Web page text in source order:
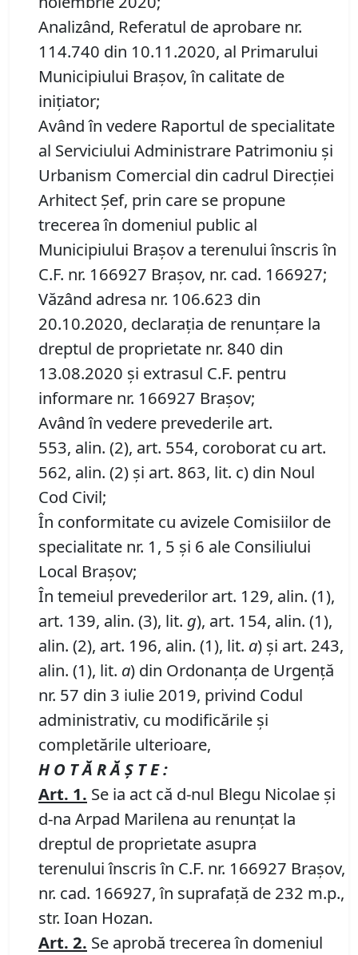
Analizând, Referatul de aprobare nr.
114.740 din 10.11.2020, al Primarului
Municipiului Brașov, în calitate de
inițiator;
Având în vedere Raportul de specialitate
al Serviciului Administrare Patrimoniu şi
Urbanism Comercial din cadrul Direcției
Arhitect Șef, prin care se propune
trecerea în domeniul public al
Municipiului Braşov a terenului înscris în
C.F. nr. 166927 Brașov, nr. cad. 166927;
Văzând adresa nr. 106.623 din
20.10.2020, declarația de renunțare la
dreptul de proprietate nr. 840 din
13.08.2020 și extrasul C.F. pentru
informare nr. 166927 Brașov;
Având în vedere prevederile art.
553, alin. (2), art. 554, coroborat cu art.
562, alin. (2) și art. 863, lit. c) din Noul
Cod Civil;
În conformitate cu avizele Comisiilor de
specialitate nr. 1, 5 și 6 ale Consiliului
Local Brașov;
În temeiul prevederilor art. 129, alin. (1),
art. 139, alin. (3), lit. g), art. 154, alin. (1),
alin. (2), art. 196, alin. (1), lit. a) și art. 243,
alin. (1), lit. a) din Ordonanța de Urgență
nr. 57 din 3 iulie 2019, privind Codul
administrativ, cu modificările și
completările ulterioare,
H O T Ă R Ă Ş T E :
Art. 1. Se ia act că d-nul Blegu Nicolae și
d-na Arpad Marilena au renunțat la
dreptul de proprietate asupra
terenului înscris în C.F. nr. 166927 Brașov,
nr. cad. 166927, în suprafață de 232 m.p.,
str. Ioan Hozan.
Art. 2. Se aprobă trecerea în domeniul